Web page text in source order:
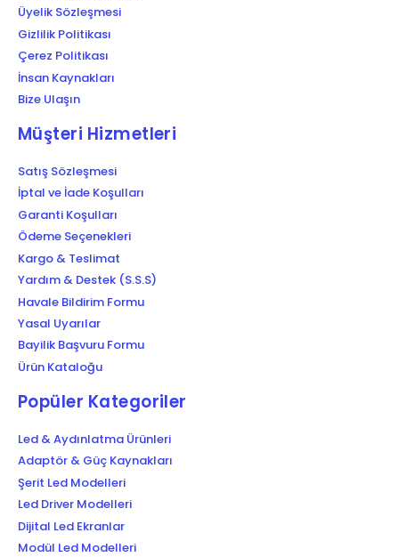
Üyelik Sözleşmesi
Gizlilik Politikası
Çerez Politikası
İnsan Kaynakları
Bize Ulaşın
Müşteri Hizmetleri
Satış Sözleşmesi
İptal ve İade Koşulları
Garanti Koşulları
Ödeme Seçenekleri
Kargo & Teslimat
Yardım & Destek (S.S.S)
Havale Bildirim Formu
Yasal Uyarılar
Bayilik Başvuru Formu
Ürün Kataloğu
Popüler Kategoriler
Led & Aydınlatma Ürünleri
Adaptör & Güç Kaynakları
Şerit Led Modelleri
Led Driver Modelleri
Dijital Led Ekranlar
Modül Led Modelleri